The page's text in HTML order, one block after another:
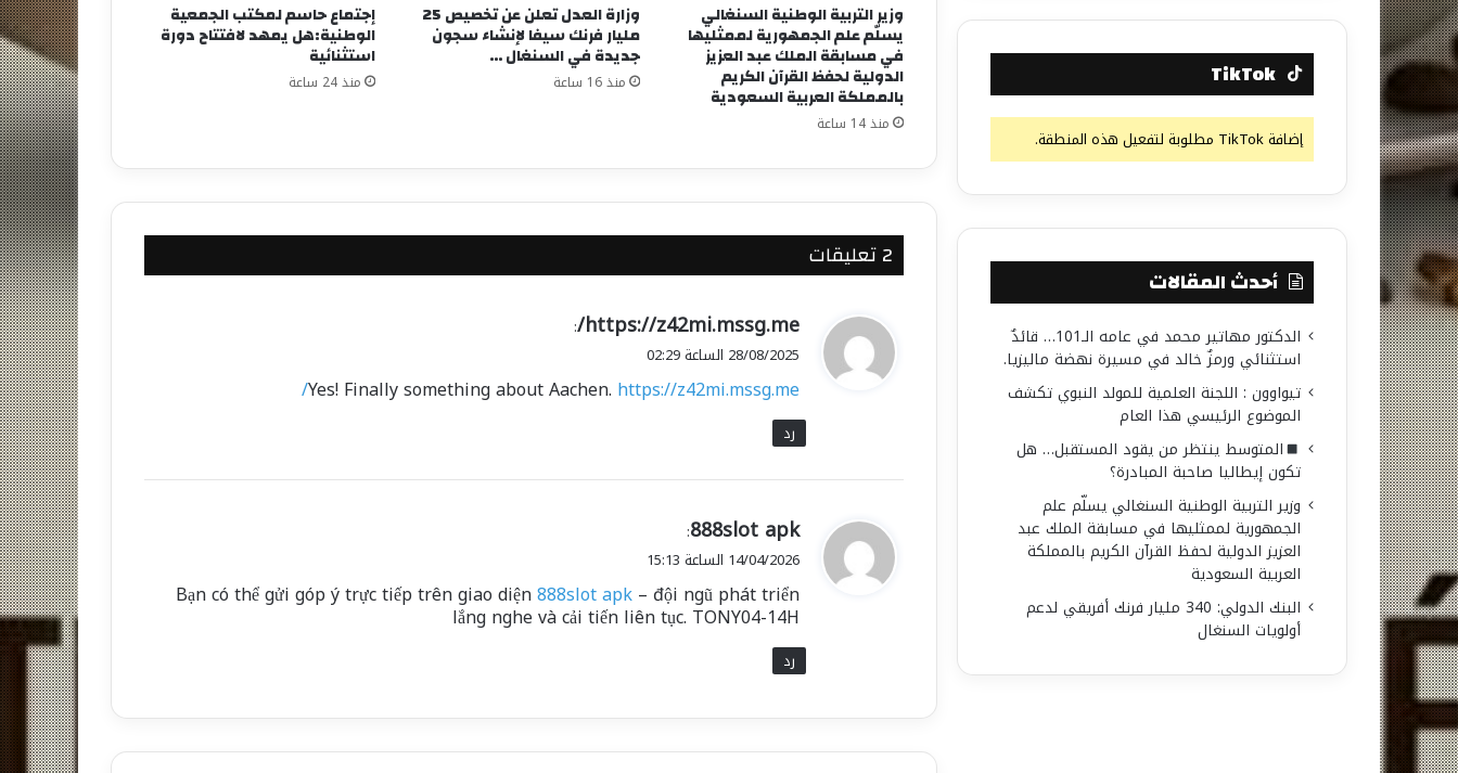
وزير التربية الوطنية السنغالي
يسلّم علم الجمهورية لممثليها
في مسابقة الملك عبد العزيز
الدولية لحفظ القرآن الكريم
بالمملكة العربية السعودية
منذ 14 ساعة
وزارة العدل تعلن عن تخصيص 25
مليار فرنك سيفا لإنشاء سجون
جديدة في السنغال …
منذ 16 ساعة
إجتماع حاسم لمكتب الجمعية
الوطنية:هل يمهد لافتتاح دورة
استثنائية
منذ 24 ساعة
‫2 تعليقات
ي
ق
ل
https://z42mi.mssg.me/
:
28/08/2025 الساعة 02:29
Yes! Finally something about Aachen. https://z42mi.mssg.me/
رد
ي
ق
ل
888slot apk
:
14/04/2026 الساعة 15:13
Bạn có thể gửi góp ý trực tiếp trên giao diện888slot apk– đội ngũ phát triển
lắng nghe và cải tiến liên tục. TONY04-14H
رد
TikTok
إضافة TikTok مطلوبة لتفعيل هذه المنطقة.
أحدث المقالات
الدكتور مهاتير محمد في عامه الـ101… قائدٌ
استثنائي ورمزٌ خالد في مسيرة نهضة ماليزيا.
تيواوون : اللجنة العلمية للمولد النبوي تكشف
الموضوع الرئيسي هذا العام
المتوسط ينتظر من يقود المستقبل… هل
تكون إيطاليا صاحبة المبادرة؟
وزير التربية الوطنية السنغالي يسلّم علم
الجمهورية لممثليها في مسابقة الملك عبد
العزيز الدولية لحفظ القرآن الكريم بالمملكة
العربية السعودية
البنك الدولي: 340 مليار فرنك أفريقي لدعم
أولويات السنغال